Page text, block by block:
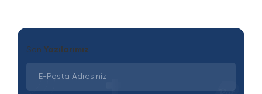
Son Yazılarımız